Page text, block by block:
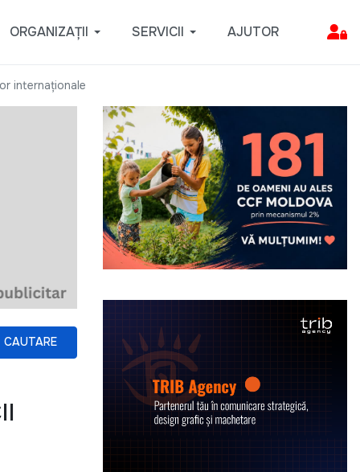
ORGANIZAȚII SERVICII AJUTOR
internaționale
CAUTARE